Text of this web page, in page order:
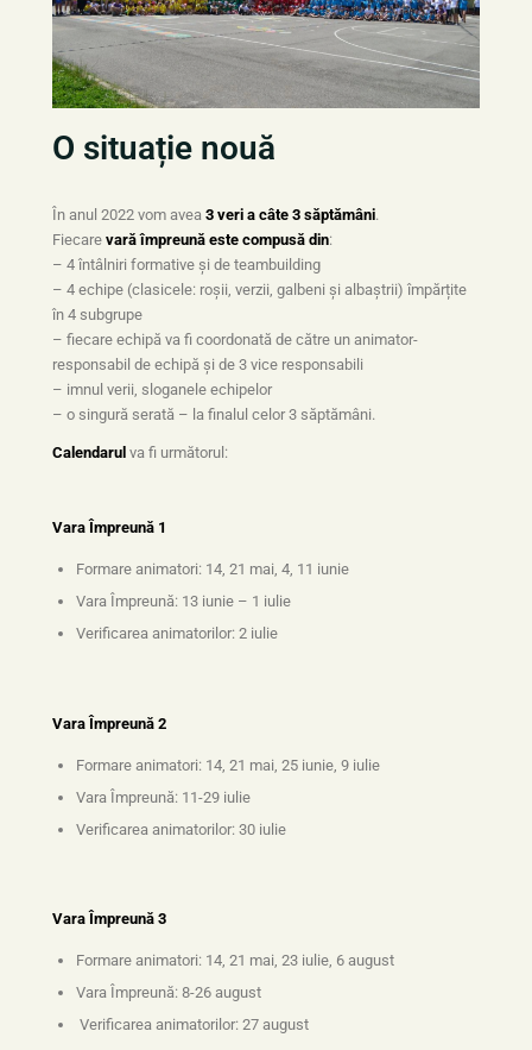
O situație nouă
În anul 2022 vom avea 3 veri a câte 3 săptămâni.
Fiecare vară împreună este compusă din:
– 4 întâlniri formative și de teambuilding
– 4 echipe (clasicele: roșii, verzii, galbeni și albaștrii) împărțite
în 4 subgrupe
– fiecare echipă va fi coordonată de către un animator-
responsabil de echipă și de 3 vice responsabili
– imnul verii, sloganele echipelor
– o singură serată – la finalul celor 3 săptămâni.
Calendarul va fi următorul:
Vara Împreună 1
Formare animatori: 14, 21 mai, 4, 11 iunie
Vara Împreună: 13 iunie – 1 iulie
Verificarea animatorilor: 2 iulie
Vara Împreună 2
Formare animatori: 14, 21 mai, 25 iunie, 9 iulie
Vara Împreună: 11-29 iulie
Verificarea animatorilor: 30 iulie
Vara Împreună 3
Formare animatori: 14, 21 mai, 23 iulie, 6 august
Vara Împreună: 8-26 august
Verificarea animatorilor: 27 august